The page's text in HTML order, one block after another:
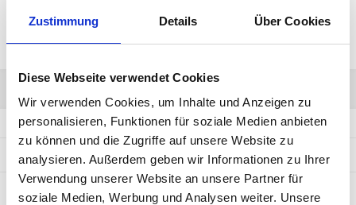
Zustimmung Details Über Cookies
Diese Webseite verwendet Cookies
Wir verwenden Cookies, um Inhalte und Anzeigen zu
personalisieren, Funktionen für soziale Medien anbieten
zu können und die Zugriffe auf unsere Website zu
analysieren. Außerdem geben wir Informationen zu Ihrer
Verwendung unserer Website an unsere Partner für
soziale Medien, Werbung und Analysen weiter. Unsere
1.4571
BRENNSCHNEIDEN
SÄGEZUSCHNITTE